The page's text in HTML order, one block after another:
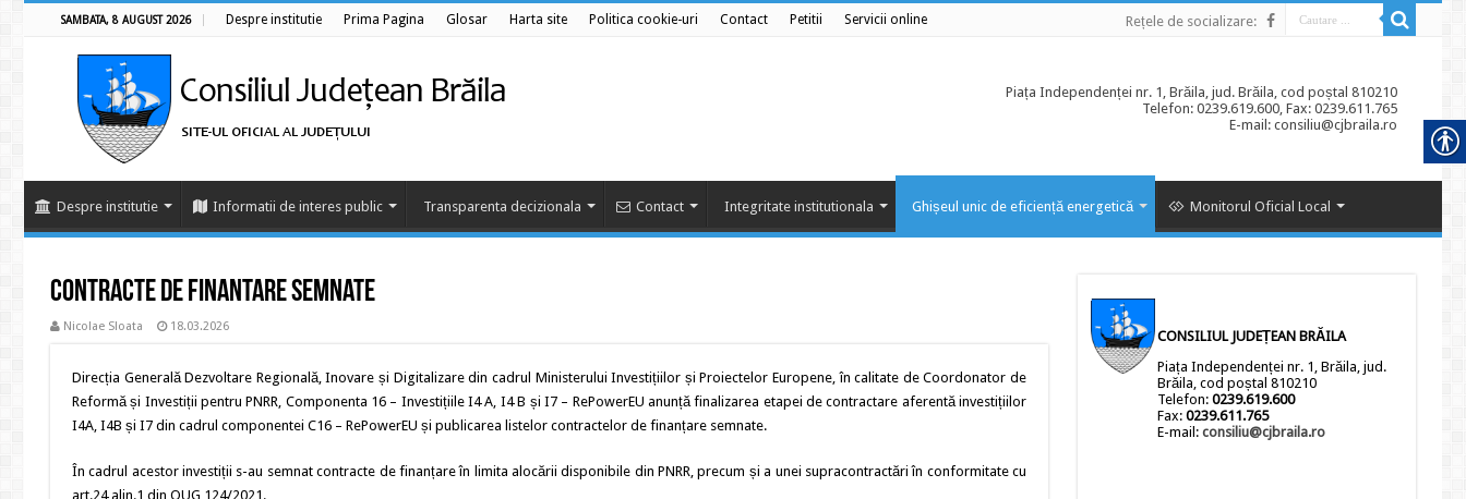
SAMBATA, 8 AUGUST 2026 Despre institutie Prima Pagina Glosar Harta site Politica cookie-uri Contact Petitii Servicii online Rețele de socializare:
Piața Independenței nr. 1, Brăila, jud. Brăila, cod poștal 810210
Telefon: 0239.619.600, Fax: 0239.611.765
E-mail: consiliu@cjbraila.ro
Despre institutie Informatii de interes public Transparenta decizionala Contact Integritate institutionala Ghișeul unic de eficiență energetică Monitorul Oficial Local
Contracte de finantare semnate
Nicolae Sloata 18.03.2026
Direcția Generală Dezvoltare Regională, Inovare și Digitalizare din cadrul Ministerului Investițiilor și Proiectelor Europene, în calitate de Coordonator de
Reformă și Investiții pentru PNRR, Componenta 16 – Investițiile I4 A, I4 B și I7 – RePowerEU anunță finalizarea etapei de contractare aferentă investițiilor
I4A, I4B și I7 din cadrul componentei C16 – RePowerEU și publicarea listelor contractelor de finanțare semnate.
În cadrul acestor investiții s-au semnat contracte de finanțare în limita alocării disponibile din PNRR, precum și a unei supracontractări în conformitate cu
art.24 alin.1 din OUG 124/2021.
CONSILIUL JUDEȚEAN BRĂILA
Piața Independenței nr. 1, Brăila, jud.
Brăila, cod poștal 810210
Telefon: 0239.619.600
Fax: 0239.611.765
E-mail: consiliu@cjbraila.ro